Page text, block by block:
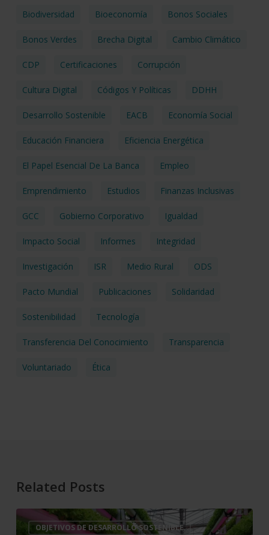
Biodiversidad Bioeconomía Bonos Sociales
Bonos Verdes Brecha Digital Cambio Climático
CDP Certificaciones Corrupción
Cultura Digital Códigos Y Políticas DDHH
Desarrollo Sostenible EACB Economía Social
Educación Financiera Eficiencia Energética
El Papel Esencial De La Banca Empleo
Emprendimiento Estudios Finanzas Inclusivas
GCC Gobierno Corporativo Igualdad
Impacto Social Informes Integridad
Investigación ISR Medio Rural ODS
Pacto Mundial Publicaciones Solidaridad
Sostenibilidad Tecnología
Transferencia Del Conocimiento Transparencia
Voluntariado Ética
Related Posts
OBJETIVOS DE DESARROLLO SOSTENIBLE
Cajamar
impulsa